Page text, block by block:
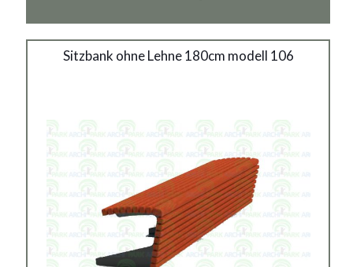
Sitzbank ohne Lehne 180cm modell 106
Stahlbank 106
Siehe mehr